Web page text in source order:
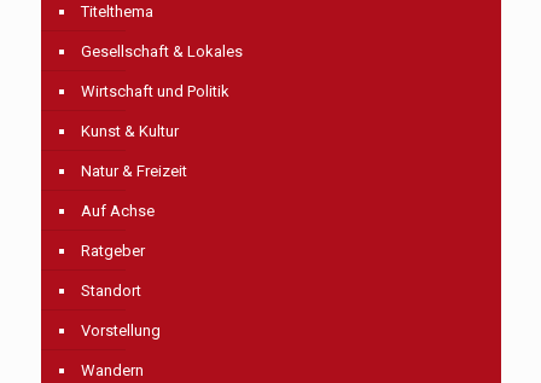
Titelthema
Gesellschaft & Lokales
Wirtschaft und Politik
Kunst & Kultur
Natur & Freizeit
Auf Achse
Ratgeber
Standort
Vorstellung
Wandern